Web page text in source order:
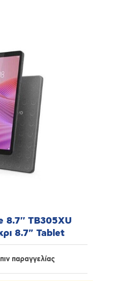
8.7'' TB305XU
8.7" Tablet
παραγγελίας